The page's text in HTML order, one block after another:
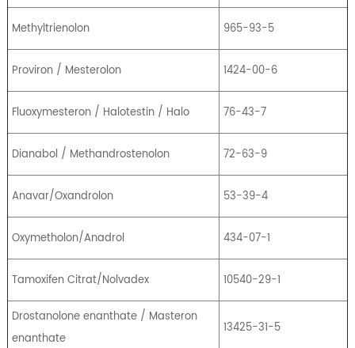
Methyltrienolon 965-93-5
Proviron / Mesterolon 1424-00-6
Fluoxymesteron / Halotestin / Halo 76-43-7
Dianabol / Methandrostenolon 72-63-9
Anavar/Oxandrolon 53-39-4
Oxymetholon/Anadrol 434-07-1
Tamoxifen Citrat/Nolvadex 10540-29-1
Drostanolone enanthate / Masteron
enanthate
13425-31-5